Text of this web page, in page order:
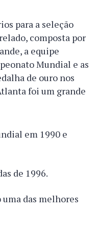
para a seleção
composta por
a equipe
Mundial e as
de ouro nos
foi um grande
em 1990 e
de 1996.
das melhores